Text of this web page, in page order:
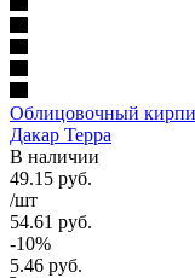
Облицовочный
Дакар Терра
В наличии
49.15 руб.
/шт
54.61 руб.
-10%
5.46 руб.